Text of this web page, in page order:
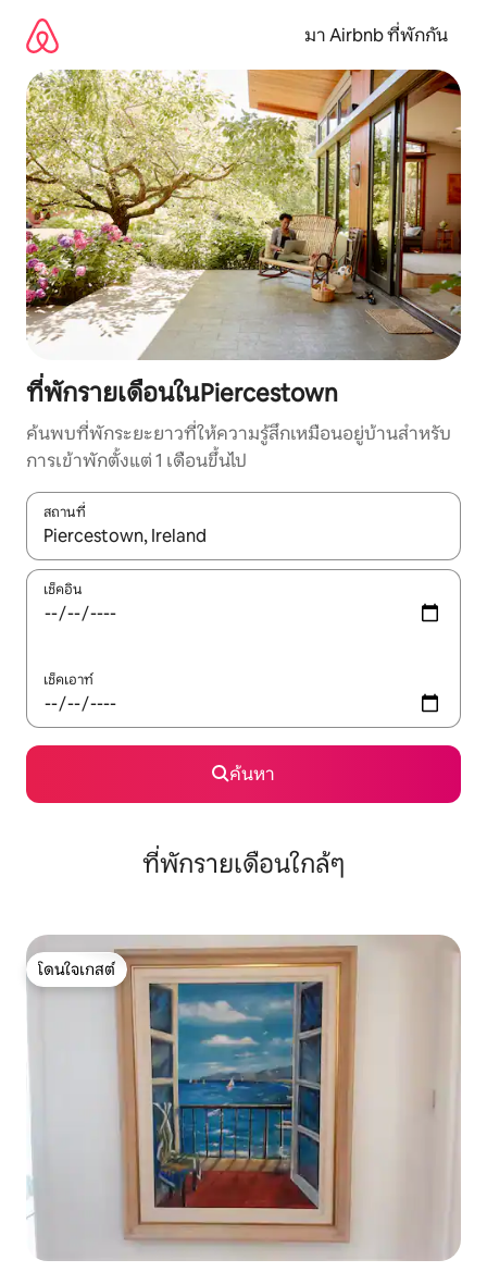
เนื้อหา
มา Airbnb ที่พักกัน
ที่พักรายเดือนในPiercestown
ค้นพบที่พักระยะยาวที่ให้ความรู้สึกเหมือนอยู่บ้านสำหรับ
การเข้าพักตั้งแต่ 1 เดือนขึ้นไป
สถานที่
ใช้ลูกศรขึ้นลง หรือใช้การสัมผัสหรือปัด เพื่อสำรวจผลการค้นหา
เช็คอิน
เช็คเอาท์
ค้นหา
ที่พักรายเดือนใกล้ๆ
โดนใจเกสต์
โดนใจเกสต์